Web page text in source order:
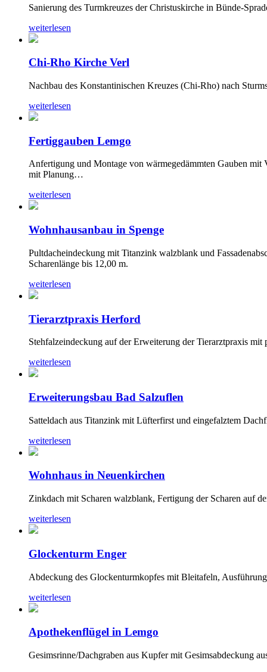
Sanierung des Turmkreuzes der Christuskirche in Bünde-
weiterlesen
Chi-Rho Kirche Verl
Nachbau des Konstantinischen Kreuzes (Chi-Rho) nach
weiterlesen
Fertiggauben Lemgo
Anfertigung und Montage von wärmegedämmten Gauben mit
mit Planung…
weiterlesen
Wohnhausanbau in Spenge
Pultdacheindeckung mit Titanzink walzblank und
Scharenlänge bis 12,00 m.
weiterlesen
Tierarztpraxis Herford
Stehfalzeindeckung auf der Erweiterung der Tierarztpraxis
weiterlesen
Erweiterungsbau Bad Salzuflen
Satteldach aus Titanzink mit Lüfterfirst und eingefalztem
weiterlesen
Wohnhaus in Neuenkirchen
Zinkdach mit Scharen walzblank, Fertigung der Scharen auf
weiterlesen
Glockenturm Enger
Abdeckung des Glockenturmkopfes mit Bleitafeln,
weiterlesen
Apothekenflügel in Lemgo
Gesimsrinne/Dachgraben aus Kupfer mit Gesimsabdeckung